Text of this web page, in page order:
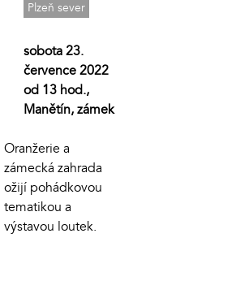
Plzeň sever
sobota 23.
července 2022
od 13 hod.,
Manětín, zámek
Oranžerie a
zámecká zahrada
ožijí pohádkovou
tematikou a
výstavou loutek.